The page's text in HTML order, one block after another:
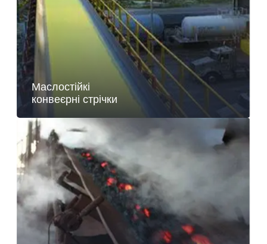
Маслостійкі
конвеєрні стрічки